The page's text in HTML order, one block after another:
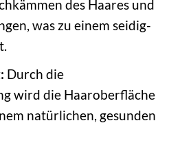
des Haares und
was zu einem seidig-
Durch die
wird die Haaroberfläche
natürlichen, gesunden